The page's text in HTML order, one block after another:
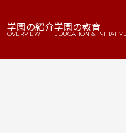
学園の紹介
OVERVIEW
学園の教育
EDUCATION &